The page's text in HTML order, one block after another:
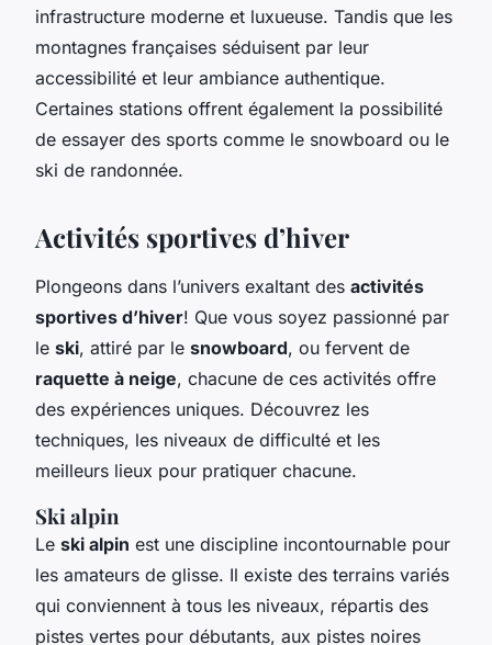
infrastructure moderne et luxueuse. Tandis que les
montagnes françaises séduisent par leur
accessibilité et leur ambiance authentique.
Certaines stations offrent également la possibilité
de essayer des sports comme le snowboard ou le
ski de randonnée.
Activités sportives d’hiver
Plongeons dans l’univers exaltant des activités
sportives d’hiver! Que vous soyez passionné par
le ski, attiré par le snowboard, ou fervent de
raquette à neige, chacune de ces activités offre
des expériences uniques. Découvrez les
techniques, les niveaux de difficulté et les
meilleurs lieux pour pratiquer chacune.
Ski alpin
Le ski alpin est une discipline incontournable pour
les amateurs de glisse. Il existe des terrains variés
qui conviennent à tous les niveaux, répartis des
pistes vertes pour débutants, aux pistes noires